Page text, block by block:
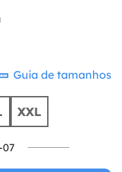
Guia de tamanhos
XXL
07